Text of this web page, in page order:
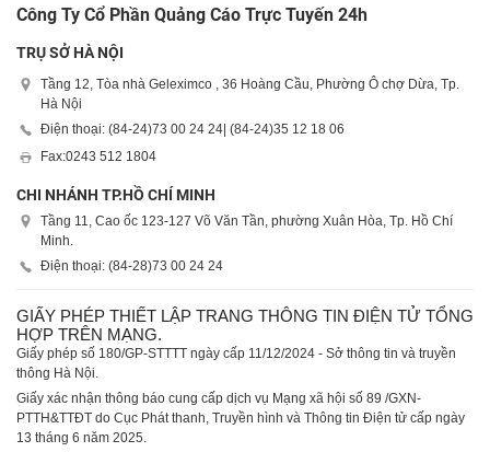
Công Ty Cổ Phần Quảng Cáo Trực Tuyến 24h
TRỤ SỞ HÀ NỘI
Tầng 12, Tòa nhà Geleximco , 36 Hoàng Cầu, Phường Ô chợ Dừa, Tp.
Hà Nội
Điện thoại: (84-24)73 00 24 24 | (84-24)35 12 18 06
Fax:0243 512 1804
CHI NHÁNH TP.HỒ CHÍ MINH
Tầng 11, Cao ốc 123-127 Võ Văn Tần, phường Xuân Hòa, Tp. Hồ Chí
Minh.
Điện thoại: (84-28)73 00 24 24
GIẤY PHÉP THIẾT LẬP TRANG THÔNG TIN ĐIỆN TỬ TỔNG
HỢP TRÊN MẠNG.
Giấy phép số 180/GP-STTTT ngày cấp 11/12/2024 - Sở thông tin và truyền
thông Hà Nội.
Giấy xác nhận thông báo cung cấp dịch vụ Mạng xã hội số 89 /GXN-
PTTH&TTĐT do Cục Phát thanh, Truyền hình và Thông tin Điện tử cấp ngày
13 tháng 6 năm 2025.